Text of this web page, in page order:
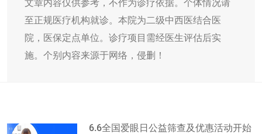
文章内容仅供参考，不作为诊疗依据。个体情况请
至正规医疗机构就诊。本院为二级中西医结合医
院，医保定点单位。诊疗项目需经医生评估后实
施。个别内容来源于网络，侵删！
6.6全国爱眼日公益筛查及优惠活动开始